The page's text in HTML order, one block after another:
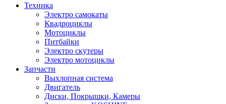
Техника
Электро самокаты
Квадроциклы
Мотоциклы
Питбайки
Электро скутеры
Электро мотоциклы
Запчасти
Выхлопная система
Двигатель
Диски, Покрышки, Камеры